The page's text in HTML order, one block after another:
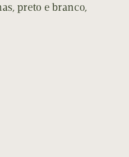
preto e branco,